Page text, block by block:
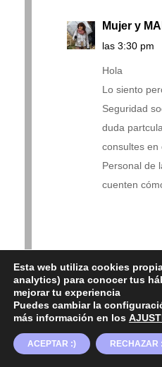
Mujer y
las 3:30 pm
Hola
Lo siento
Seguridad
duda
consultes en
Personal de
cuenten
Acaymo el 26/03/
Buenas tardes, el
mi contrato de
la Seguridad Social,
Esta web utiliza cookies
analytics) para conocer tus
mejorar tu experiencia
Puedes cambiar la
más información en los
ACEPTAR :) RECHAZAR